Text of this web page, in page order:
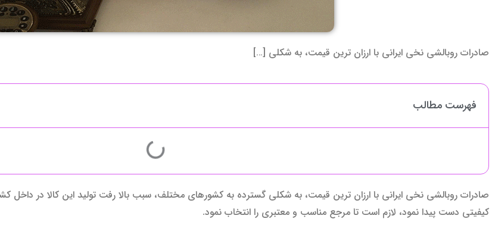
صادرات روبالشی نخی ایرانی با ارزان ترین قیمت، به شکلی […]
فهرست مطالب
صادرات روبالشی نخی ایرانی با ارزان ترین قیمت، به شکلی گسترده به کشورهای مختلف، سبب بالا رفت تولید این کالا در داخل
کیفیتی دست پیدا نمود، لازم است تا مرجع مناسب و معتبری را انتخاب نمود.